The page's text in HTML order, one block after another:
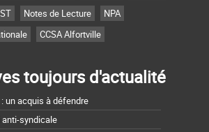
Notes de Lecture
NPA
CCSA Alfortville
toujours d'actualité
un acquis à défendre
anti-syndicale